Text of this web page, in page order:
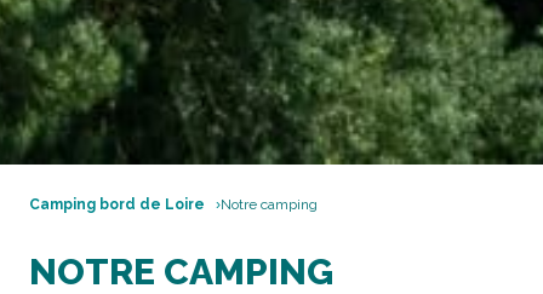
Camping bord de Loire Notre camping
NOTRE CAMPING